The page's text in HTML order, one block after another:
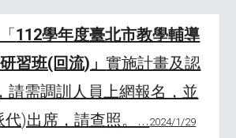
112學年度臺北市教學輔導
習班(回流)」實施計畫及認
請需調訓人員上網報名，並
)出席，請查照。... 2024/1/29